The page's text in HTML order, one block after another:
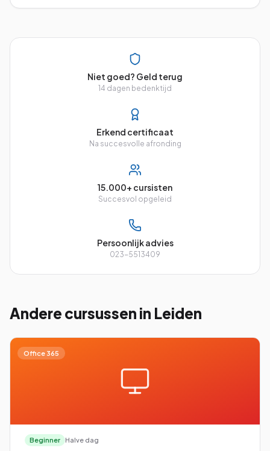
Niet goed? Geld terug
14 dagen bedenktijd
Erkend certificaat
Na succesvolle afronding
15.000+ cursisten
Succesvol opgeleid
Persoonlijk advies
023-5513409
Andere cursussen in Leiden
Office 365
Beginner Halve dag